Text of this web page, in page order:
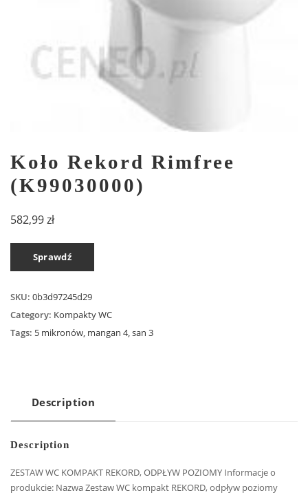
Koło Rekord Rimfree
(K99030000)
582,99zł
Sprawdź
SKU: 0b3d97245d29
Category: Kompakty WC
Tags: 5 mikronów, mangan 4,san 3
Description
Description
ZESTAW WC KOMPAKT REKORD, ODPŁYW POZIOMY Informacje o
produkcie: Nazwa Zestaw WC kompakt REKORD, odpływ poziomy